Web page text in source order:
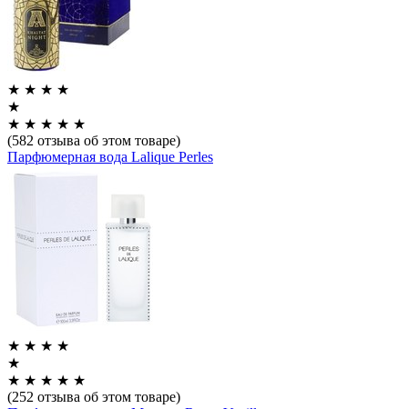
★ ★ ★ ★
★
★ ★ ★ ★ ★
(582 отзыва об этом товаре)
Парфюмерная вода Lalique Perles
★ ★ ★ ★
★
★ ★ ★ ★ ★
(252 отзыва об этом товаре)